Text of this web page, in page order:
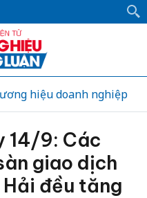
hiệu doanh nghiệp
14/9: Các
giao dịch
đều tăng